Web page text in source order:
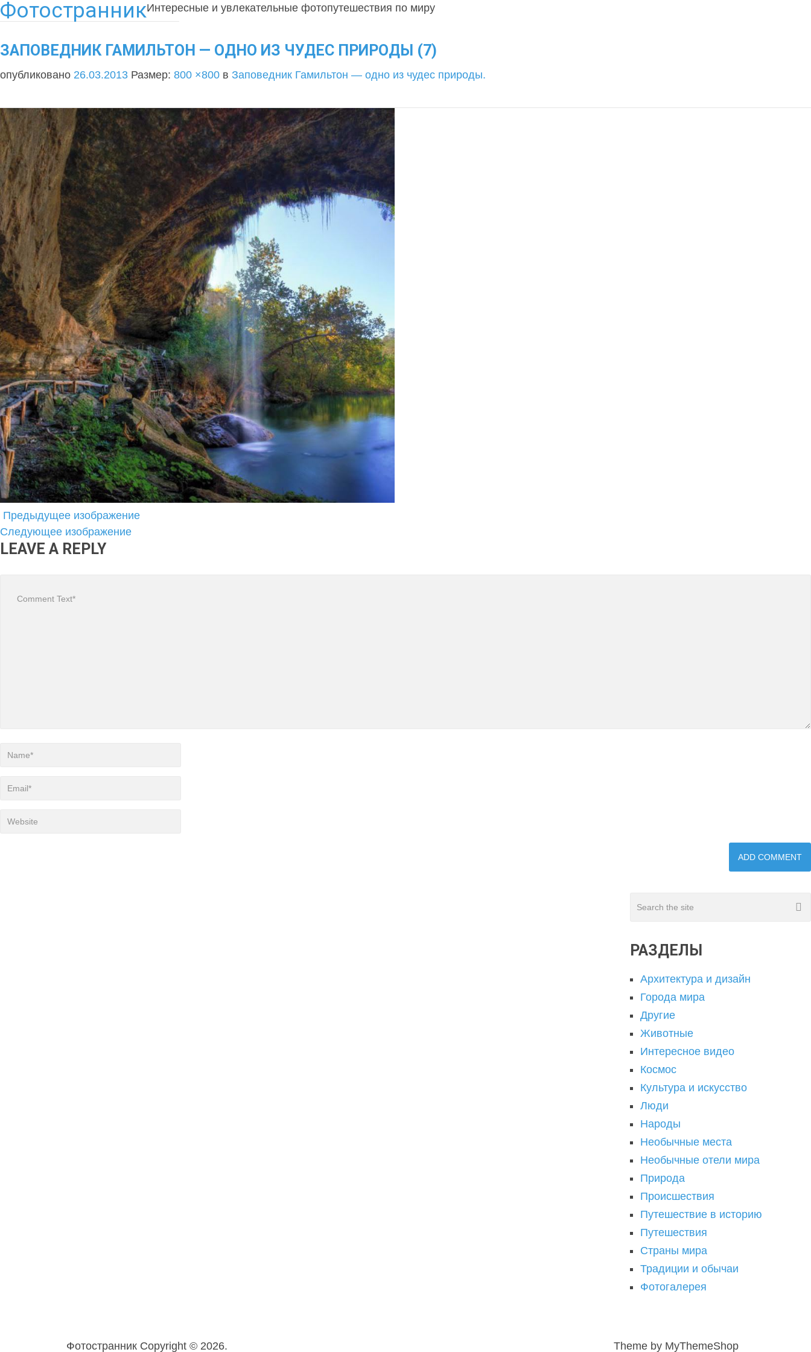
ФотостранникИнтересные и увлекательные фотопутешествия по миру
ЗАПОВЕДНИК ГАМИЛЬТОН — ОДНО ИЗ ЧУДЕС ПРИРОДЫ (7)
опубликовано 26.03.2013 Размер: 800 ×800 в Заповедник Гамильтон — одно из чудес природы.
Предыдущее изображение
Следующее изображение
LEAVE A REPLY
РАЗДЕЛЫ
Архитектура и дизайн
Города мира
Другие
Животные
Интересное видео
Космос
Культура и искусство
Люди
Народы
Необычные места
Необычные отели мира
Природа
Происшествия
Путешествие в историю
Путешествия
Страны мира
Традиции и обычаи
Фотогалерея
Фотостранник Copyright © 2026. Theme by MyThemeShop